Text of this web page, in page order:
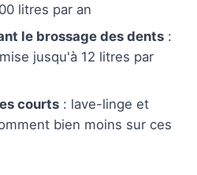
litres par an
le brossage des dents :
jusqu'à 12 litres par
courts : lave-linge et
bien moins sur ces